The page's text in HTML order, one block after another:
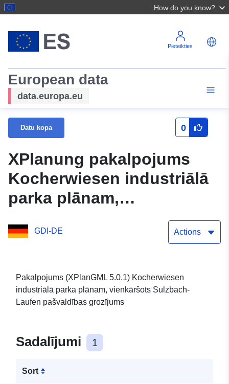
How do you know?
Pieteikties
European data
data.europa.eu
Datu kopa 0
XPlanung pakalpojums
Kocherwiesen industriālā
parka plānam,
vienkāršotas izmaiņas
(XPlanGML 5.0.1)
GDI-DE Actions
Pakalpojums (XPlanGML 5.0.1) Kocherwiesen
industriālā parka plānam, vienkāršots Sulzbach-
Laufen pašvaldības grozījums
Sadalījumi 1
Sort